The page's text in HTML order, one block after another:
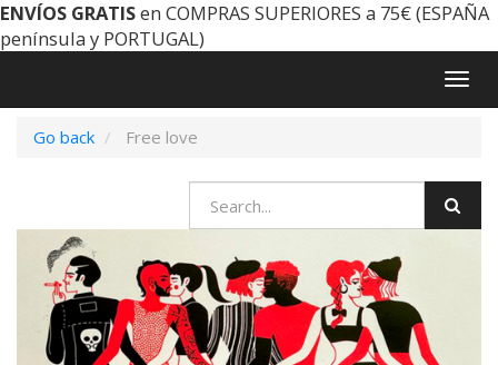
ENVÍOS GRATISen COMPRAS SUPERIORES a 75€ (ESPAÑA
península y PORTUGAL)
Go back
Free love